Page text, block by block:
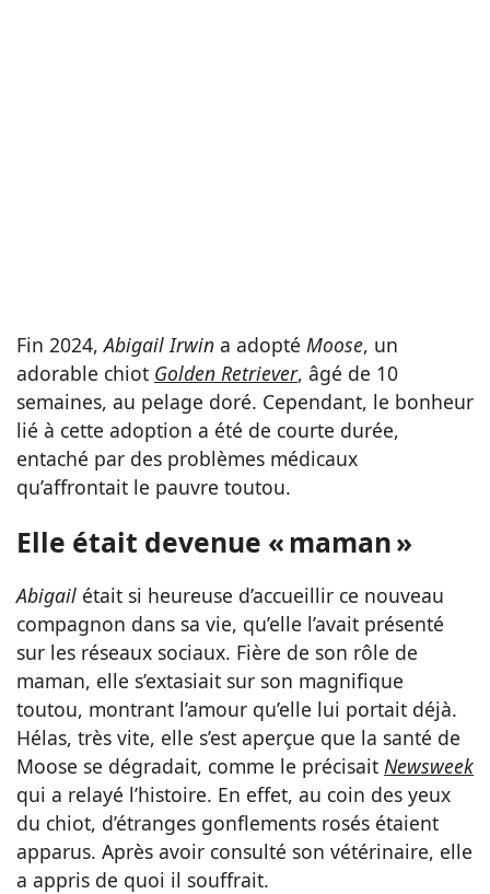
Fin 2024,Abigail Irwin a adopté Moose, un
adorable chiot Golden Retriever, âgé de 10
semaines, au pelage doré. Cependant, le bonheur
lié à cette adoption a été de courte durée,
entaché par des problèmes médicaux
qu’affrontait le pauvre toutou.
Elle était devenue « maman »
Abigail était si heureuse d’accueillir ce nouveau
compagnon dans sa vie, qu’elle l’avait présenté
sur les réseaux sociaux. Fière de son rôle de
maman, elle s’extasiait sur son magnifique
toutou, montrant l’amour qu’elle lui portait déjà.
Hélas, très vite, elle s’est aperçue que la santé de
Moose se dégradait, comme le précisait Newsweek
qui a relayé l’histoire. En effet, au coin des yeux
du chiot, d’étranges gonflements rosés étaient
apparus. Après avoir consulté son vétérinaire, elle
a appris de quoi il souffrait.